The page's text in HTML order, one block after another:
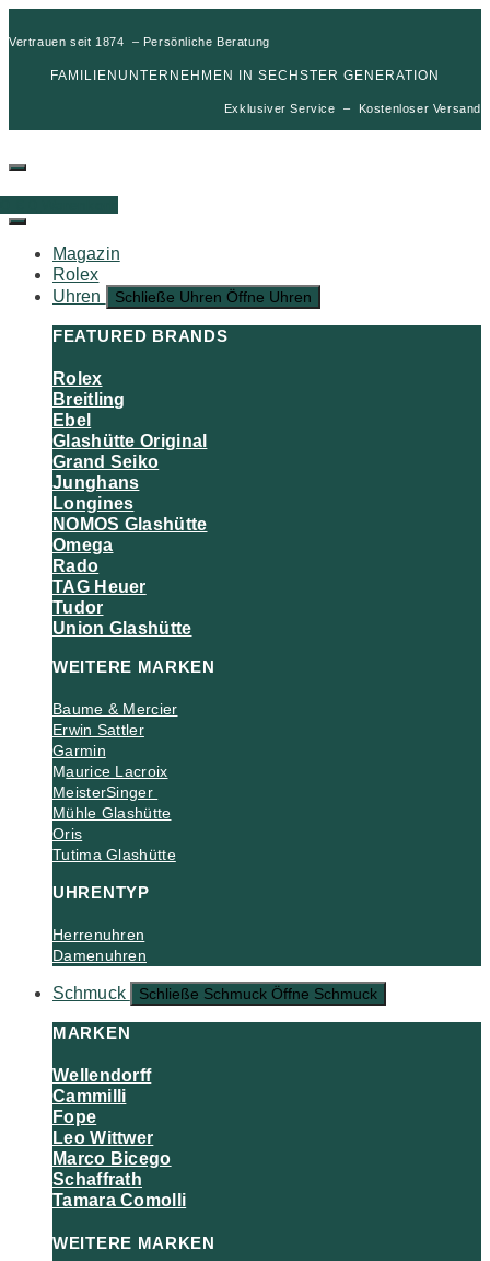
Vertrauen seit 1874 – Persönliche Beratung
FAMILIENUNTERNEHMEN IN SECHSTER GENERATION
Exklusiver Service – Kostenloser Versand
Magazin
Rolex
Uhren
Schließe Uhren Öffne Uhren
FEATURED BRANDS
Rolex
Breitling
Ebel
Glashütte Original
Grand Seiko
Junghans
Longines
NOMOS Glashütte
Omega
Rado
TAG Heuer
Tudor
Union Glashütte
WEITERE MARKEN
Baume & Mercier
Erwin Sattler
Garmin
Maurice Lacroix
MeisterSinger
Mühle Glashütte
Oris
Tutima Glashütte
UHRENTYP
Herrenuhren
Damenuhren
Schmuck Schließe Schmuck Öffne Schmuck
MARKEN
Wellendorff
Cammilli
Fope
Leo Wittwer
Marco Bicego
Schaffrath
Tamara Comolli
WEITERE MARKEN